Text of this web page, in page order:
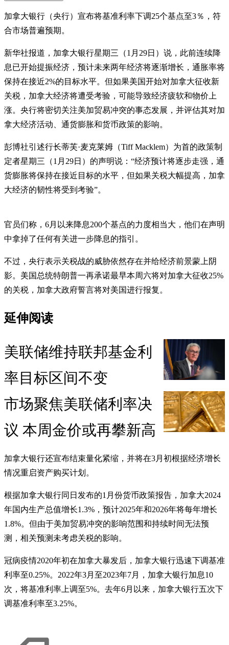
加拿大银行（央行）宣布将基准利率下调25个基点至3％，符
合市场普遍预期。
新华社报道，加拿大银行星期三（1月29日）说，此前连续降
息已开始提振经济，预计未来两年经济将逐渐增长，通胀率将
保持在接近2%的目标水平。但如果美国开始对加拿大征收新
关税，加拿大经济将遭受考验，可能导致经济疲软和物价上
涨。央行将密切关注美加贸易冲突的事态发展，并评估其对加
拿大经济活动、通货膨胀和货币政策的影响。
彭博社引述行长蒂芙·麦克莱姆（Tiff Macklem）为首的政策制
定者星期三（1月29日）的声明说：“经济预计将逐步走强，通
货膨胀将保持在接近目标的水平，但如果关税大幅提高，加拿
大经济的韧性将受到考验”。
官员们称，6月以来降息200个基点的力度相当大，他们在声明
中拿掉了任何有关进一步降息的指引。
不过，央行表示关税战的威胁依然存在并给经济前景蒙上阴
影。美国总统特朗普一再承诺最早本周六将对加拿大征收25%
的关税，加拿大政府誓言将对美国进行报复。
延伸阅读
美联储维持联邦基金利
率目标区间不变
市场聚焦美联储利率决
议 本周金价或再攀新高
加拿大银行还宣布结束量化紧缩，并将在3月初根据经济增长
情况重启资产购买计划。
根据加拿大银行同日发布的1月份货币政策报告，加拿大2024
年国内生产总值增长1.3%，预计2025年和2026年将每年增长
1.8%。但由于美加贸易冲突的影响范围和持续时间无法预
测，相关预测未考虑关税的影响。
冠病疫情2020年初在加拿大暴发后，加拿大银行迅速下调基准
利率至0.25%。2022年3月至2023年7月，加拿大银行加息10
次，将基准利率上调至5%。去年6月以来，加拿大银行五次下
调基准利率至3.25%。